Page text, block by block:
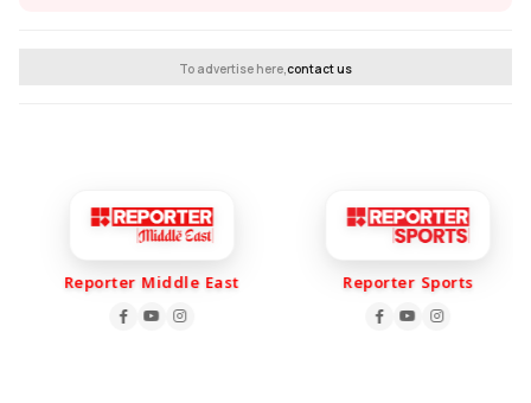
To advertise here,contact us
Reporter Middle East Reporter Sports